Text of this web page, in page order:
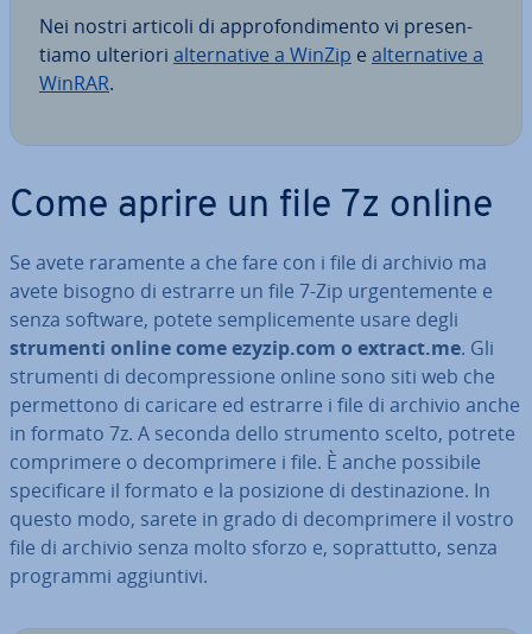
Nei nostri articoli di ap­pro­fon­di­men­to vi pre­sen­
tia­mo ulteriori al­ter­na­ti­ve a WinZip e al­ter­na­ti­ve a
WinRAR.
Come aprire un file 7z online
Se avete raramente a che fare con i file di archivio ma
avete bisogno di estrarre un file 7-Zip ur­gen­te­men­te e
senza software, potete sem­pli­ce­men­te usare degli
strumenti online come ezyzip.com o extract.me. Gli
strumenti di de­com­pres­sio­ne online sono siti web che
per­met­to­no di caricare ed estrarre i file di archivio anche
in formato 7z. A seconda dello strumento scelto, potrete
com­pri­me­re o de­com­pri­me­re i file. È anche possibile
spe­ci­fi­ca­re il formato e la posizione di de­sti­na­zio­ne. In
questo modo, sarete in grado di de­com­pri­me­re il vostro
file di archivio senza molto sforzo e, so­prat­tut­to, senza
programmi ag­giun­ti­vi.